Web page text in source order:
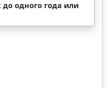
до одного года или